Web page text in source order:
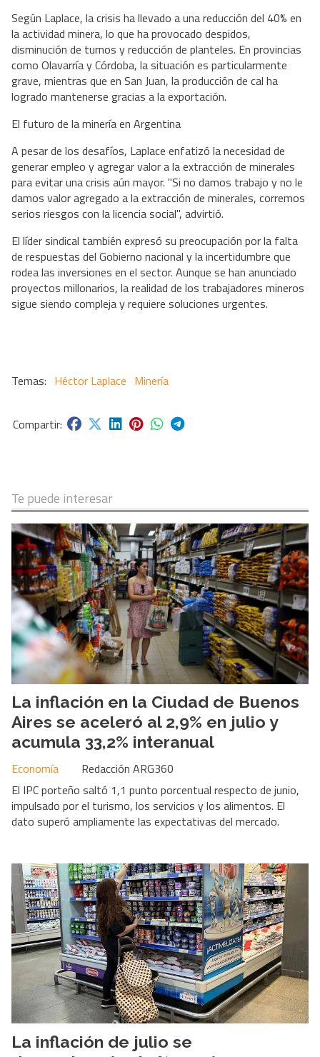
Según Laplace, la crisis ha llevado a una reducción del 40% en
la actividad minera, lo que ha provocado despidos,
disminución de turnos y reducción de planteles. En provincias
como Olavarría y Córdoba, la situación es particularmente
grave, mientras que en San Juan, la producción de cal ha
logrado mantenerse gracias a la exportación.
El futuro de la minería en Argentina
A pesar de los desafíos, Laplace enfatizó la necesidad de
generar empleo y agregar valor a la extracción de minerales
para evitar una crisis aún mayor. "Si no damos trabajo y no le
damos valor agregado a la extracción de minerales, corremos
serios riesgos con la licencia social", advirtió.
El líder sindical también expresó su preocupación por la falta
de respuestas del Gobierno nacional y la incertidumbre que
rodea las inversiones en el sector. Aunque se han anunciado
proyectos millonarios, la realidad de los trabajadores mineros
sigue siendo compleja y requiere soluciones urgentes.
Héctor Laplace Minería
Te puede interesar
La inflación en la Ciudad de Buenos
Aires se aceleró al 2,9% en julio y
acumula 33,2% interanual
Redacción ARG360
Economía
El IPC porteño saltó 1,1 punto porcentual respecto de junio,
impulsado por el turismo, los servicios y los alimentos. El
dato superó ampliamente las expectativas del mercado.
La inflación de julio se